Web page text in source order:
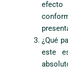
¿Qué
este